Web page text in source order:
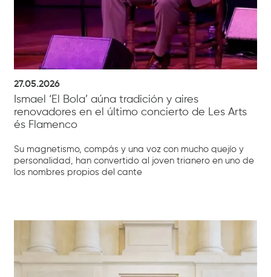
27.05.2026
Ismael ‘El Bola’ aúna tradición y aires
renovadores en el último concierto de Les Arts
és Flamenco
Su magnetismo, compás y una voz con mucho quejío y
personalidad, han convertido al joven trianero en uno de
los nombres propios del cante